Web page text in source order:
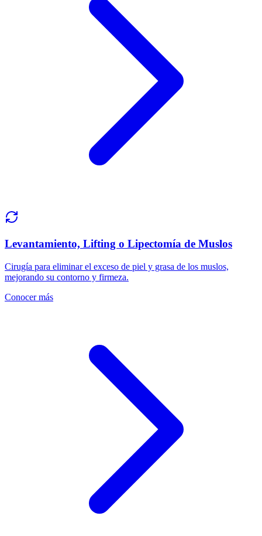
Levantamiento, Lifting o Lipectomía de Muslos
Cirugía para eliminar el exceso de piel y grasa de los muslos,
mejorando su contorno y firmeza.
Conocer más